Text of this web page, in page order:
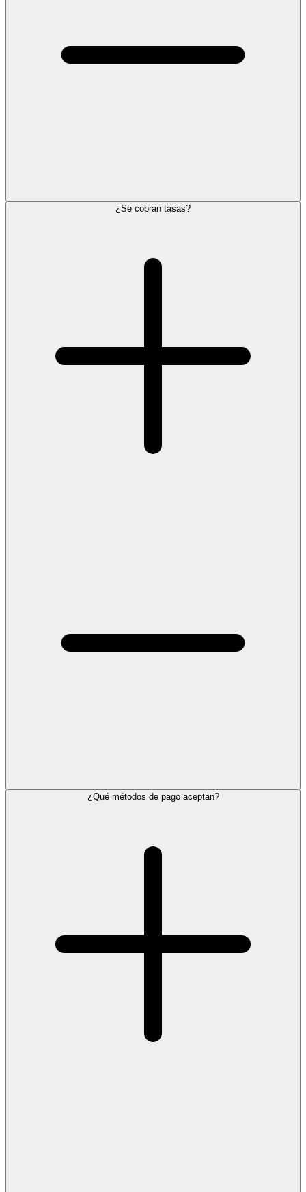
¿Se cobran tasas?
¿Qué métodos de pago aceptan?